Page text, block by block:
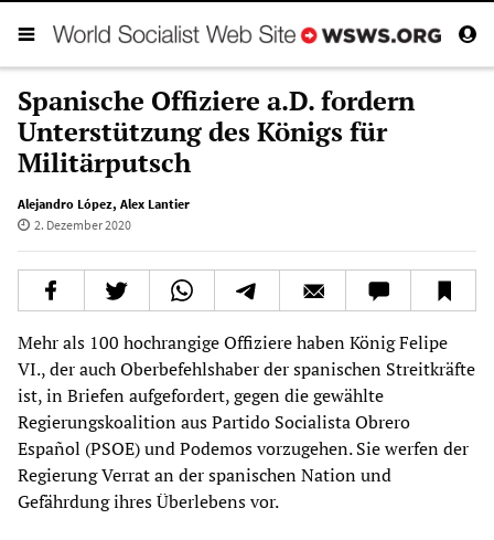
Spanische Offiziere a.D. fordern
Unterstützung des Königs für
Militärputsch
Alejandro López, Alex Lantier
2. Dezember 2020
Mehr als 100 hochrangige Offiziere haben König Felipe
VI., der auch Oberbefehlshaber der spanischen Streitkräfte
ist, in Briefen aufgefordert, gegen die gewählte
Regierungskoalition aus Partido Socialista Obrero
Español (PSOE) und Podemos vorzugehen. Sie werfen der
Regierung Verrat an der spanischen Nation und
Gefährdung ihres Überlebens vor.